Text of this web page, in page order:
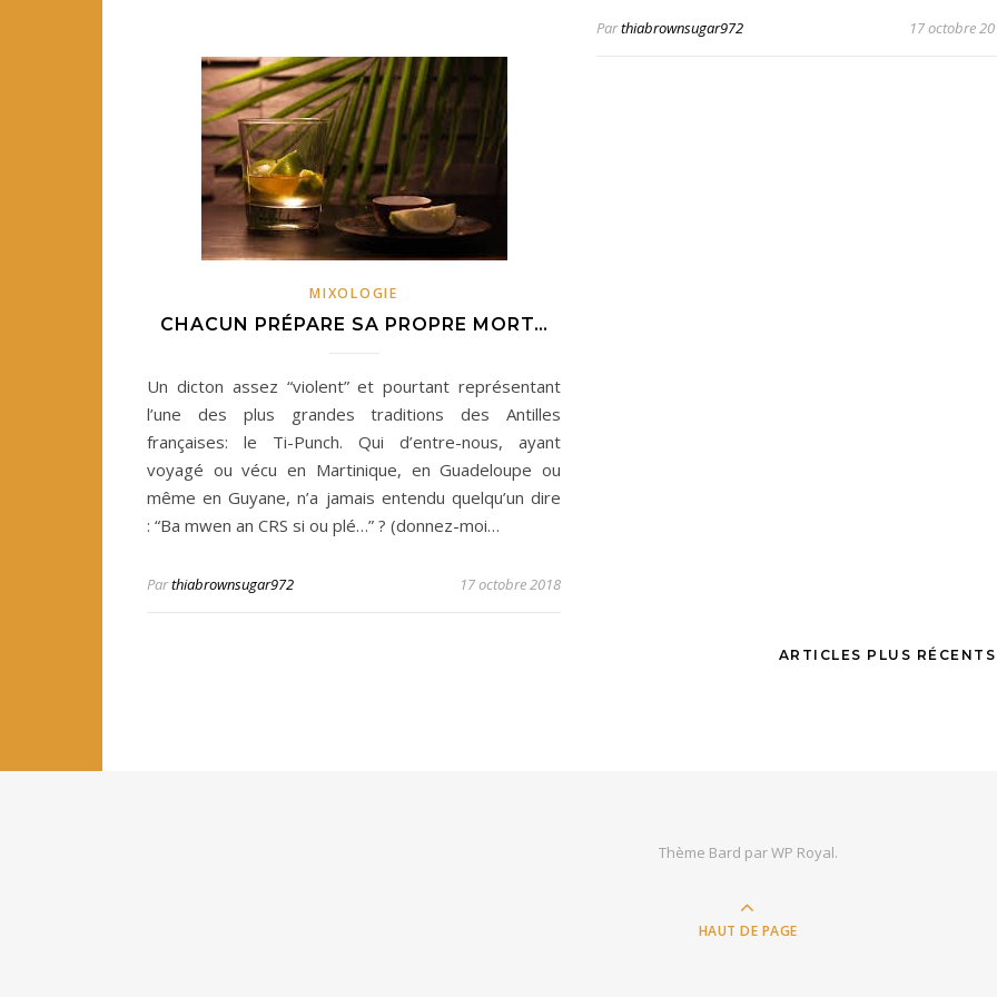
Parthiabrownsugar972 17 octobre
MIXOLOGIE
CHACUN PRÉPARE SA PROPRE MORT…
Un dicton assez “violent” et pourtant représentant
l’une des plus grandes traditions des Antilles
françaises: le Ti-Punch. Qui d’entre-nous, ayant
voyagé ou vécu en Martinique, en Guadeloupe ou
même en Guyane, n’a jamais entendu quelqu’un dire
: “Ba mwen an CRS si ou plé…” ? (donnez-moi…
Parthiabrownsugar972 17 octobre 2018
ARTICLES PLUS
Thème Bard parWP Royal.
HAUT DE PAGE